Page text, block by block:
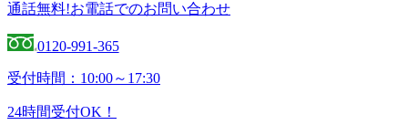
通話無料!お電話でのお問い合わせ
0120-991-365
受付時間：10:00～17:30
24時間受付OK！